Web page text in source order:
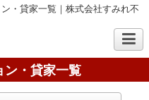
・貸家一覧｜株式会社すみれ不
ン・貸家一覧